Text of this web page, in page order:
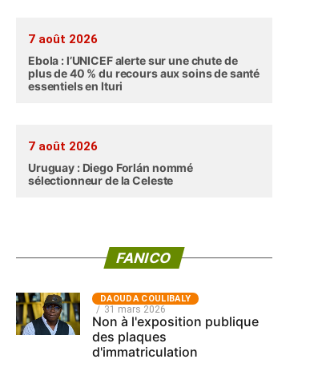
7 août 2026
Ebola : l’UNICEF alerte sur une chute de
plus de 40 % du recours aux soins de santé
essentiels en Ituri
7 août 2026
Uruguay : Diego Forlán nommé
sélectionneur de la Celeste
FANICO
‎DAOUDA COULIBALY
31 mars 2026
Non à l'exposition publique
des plaques
d'immatriculation